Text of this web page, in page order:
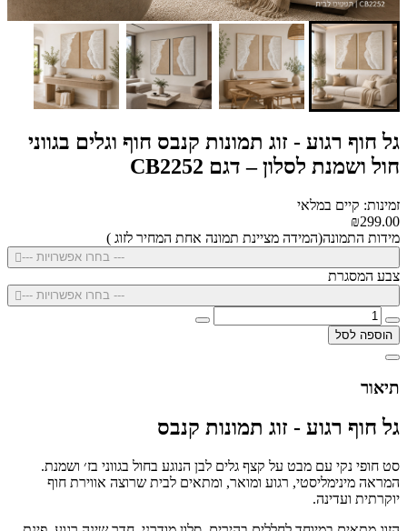
גל חוף רגוע - זוג תמונות קנבס חוף וגלים בגווני
חול ושמנת לסלון – דגם CB2252
זמינות: קיים במלאי
₪299.00
מידות התמונה(המידה מציינת תמונה אחת המחיר לזוג )
--- בחרו אפשרויות ---
צבע המסגרת
--- בחרו אפשרויות ---
הוספה לסל
תיאור
גל חוף רגוע - זוג תמונות קנבס
סט חופי נקי עם מבט על קצף גלים לבן הנוגע בחול בגווני בז׳ ושמנת.
המראה מינימליסטי, רגוע ומואר, ומתאים לבית שרוצה אווירת חוף
יוקרתית ועדינה.